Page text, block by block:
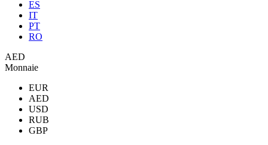
ES
IT
PT
RO
AED
Monnaie
EUR
AED
USD
RUB
GBP